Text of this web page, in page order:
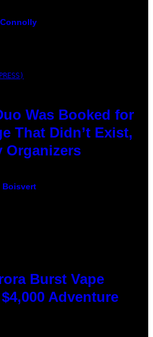
Was Booked for
That Didn’t Exist,
Organizers
Boisvert
Burst Vape
Adventure